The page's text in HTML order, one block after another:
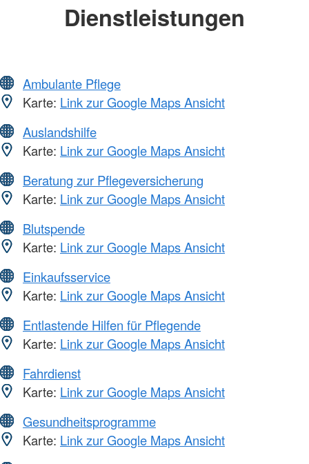
Dienstleistungen
Ambulante Pflege
Karte: Link zur Google Maps Ansicht
Auslandshilfe
Karte: Link zur Google Maps Ansicht
Beratung zur Pflegeversicherung
Karte: Link zur Google Maps Ansicht
Blutspende
Karte: Link zur Google Maps Ansicht
Einkaufsservice
Karte: Link zur Google Maps Ansicht
Entlastende Hilfen für Pflegende
Karte: Link zur Google Maps Ansicht
Fahrdienst
Karte: Link zur Google Maps Ansicht
Gesundheitsprogramme
Karte: Link zur Google Maps Ansicht